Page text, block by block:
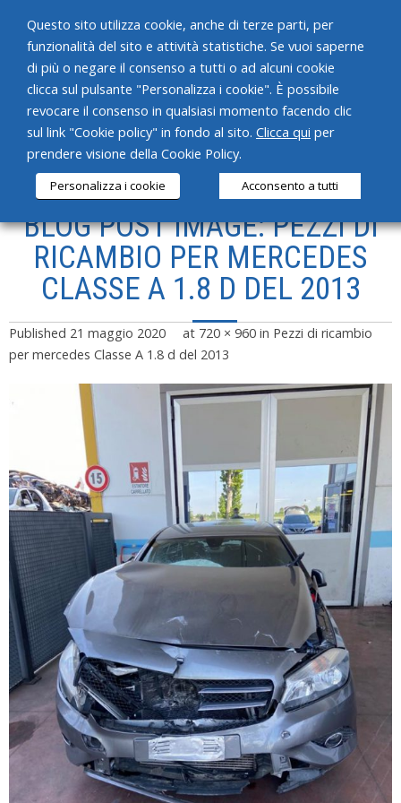
HOME
CHI SIAMO
SERVIZI
PRODOTTI
NEWS
CONTATTI
BLOG POST IMAGE: PEZZI DI
RICAMBIO PER MERCEDES
CLASSE A 1.8 D DEL 2013
Published 21 maggio 2020 at 720 × 960 in Pezzi di ricambio
per mercedes Classe A 1.8 d del 2013
Questo sito utilizza cookie, anche di terze parti, per
funzionalità del sito e attività statistiche. Se vuoi saperne
di più o negare il consenso a tutti o ad alcuni cookie
clicca sul pulsante "Personalizza i cookie". È possibile
revocare il consenso in qualsiasi momento facendo clic
sul link "Cookie policy" in fondo al sito. Clicca qui per
prendere visione della Cookie Policy.
Personalizza i cookie Acconsento a tutti